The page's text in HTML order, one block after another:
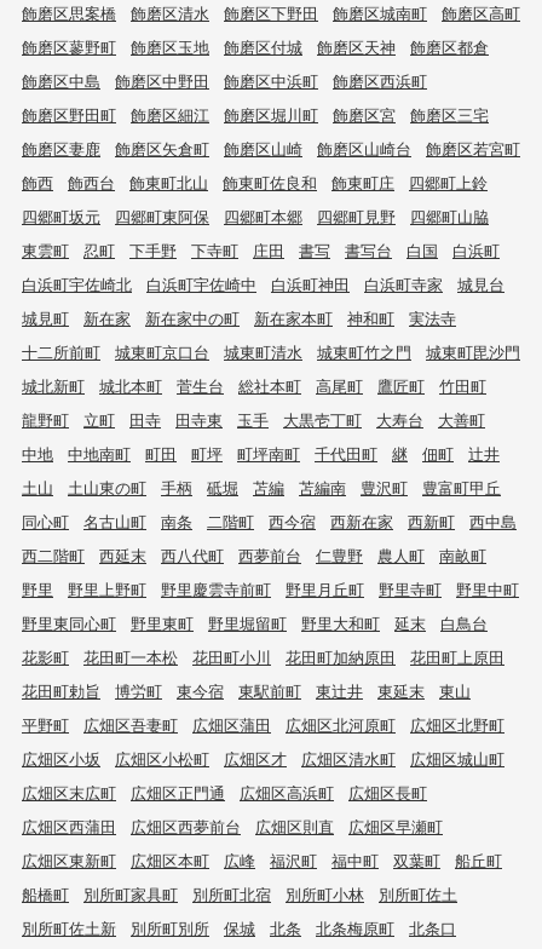
飾磨区思案橋
飾磨区清水 飾磨区下野田 飾磨区城南町
飾磨区高町
飾磨区蓼野町
飾磨区玉地 飾磨区付城 飾磨区天神
飾磨区都倉
飾磨区中島
飾磨区中野田 飾磨区中浜町
飾磨区西浜町
飾磨区野田町
飾磨区細江 飾磨区堀川町 飾磨区宮
飾磨区三宅
飾磨区妻鹿
飾磨区矢倉町 飾磨区山崎 飾磨区山崎台
飾磨区若宮町
飾西
飾西台 飾東町北山 飾東町佐良和 飾東町庄
四郷町上鈴
四郷町坂元
四郷町東阿保 四郷町本郷 四郷町見野
四郷町山脇
東雲町
忍町 下手野 下寺町 庄田 書写 書写台 白国
白浜町
白浜町宇佐崎北
白浜町宇佐崎中 白浜町神田 白浜町寺家
城見台
城見町
新在家 新在家中の町 新在家本町 神和町
実法寺
十二所前町
城東町京口台 城東町清水 城東町竹之門
城東町毘沙門
城北新町
城北本町 菅生台 総社本町 高尾町 鷹匠町
竹田町
龍野町
立町 田寺 田寺東 玉手 大黒壱丁町 大寿台
大善町
中地
中地南町 町田 町坪 町坪南町 千代田町 継 佃町
辻井
土山
土山東の町 手柄 砥堀 苫編 苫編南 豊沢町
豊富町甲丘
同心町
名古山町 南条 二階町 西今宿 西新在家 西新町
西中島
西二階町
西延末 西八代町 西夢前台 仁豊野 農人町
南畝町
野里
野里上野町 野里慶雲寺前町 野里月丘町 野里寺町
野里中町
野里東同心町
野里東町 野里堀留町 野里大和町 延末
白鳥台
花影町
花田町一本松 花田町小川 花田町加納原田
花田町上原田
花田町勅旨
博労町 東今宿 東駅前町 東辻井 東延末
東山
平野町
広畑区吾妻町 広畑区蒲田 広畑区北河原町
広畑区北野町
広畑区小坂
広畑区小松町 広畑区才 広畑区清水町
広畑区城山町
広畑区末広町
広畑区正門通 広畑区高浜町
広畑区長町
広畑区西蒲田
広畑区西夢前台 広畑区則直
広畑区早瀬町
広畑区東新町
広畑区本町 広峰 福沢町 福中町 双葉町
船丘町
船橋町
別所町家具町 別所町北宿 別所町小林
別所町佐土
別所町佐土新
別所町別所 保城 北条 北条梅原町
北条口